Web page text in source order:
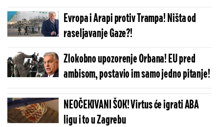
odlučujuću reč!"
Evropa i Arapi protiv Trampa! Ništa od
raseljavanje Gaze?!
Zlokobno upozorenje Orbana! EU pred
ambisom, postavio im samo jedno pitanje!
NEOČEKIVANI ŠOK! Virtus će igrati ABA
ligu i to u Zagrebu